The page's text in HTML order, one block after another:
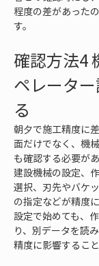
程度の差があった
す。
確認方法4
ペレータ
る
朝夕で施工精度に
面だけでなく、機
も確認する必要が
建設機械の設定、
選択、刃先やバケ
の指定などが精度
設定で始めても、
り、別データを読
精度に影響すること